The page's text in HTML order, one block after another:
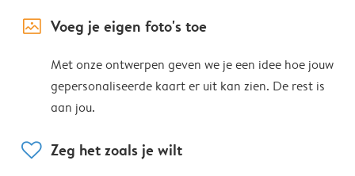
image_placeholder Voeg je eigen foto's toe
Met onze ontwerpen geven we je een idee hoe jouw
gepersonaliseerde kaart er uit kan zien. De rest is
aan jou.
heart Zeg het zoals je wilt